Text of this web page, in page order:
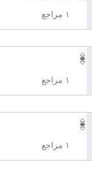
١ مراجع
١ مراجع
١ مراجع